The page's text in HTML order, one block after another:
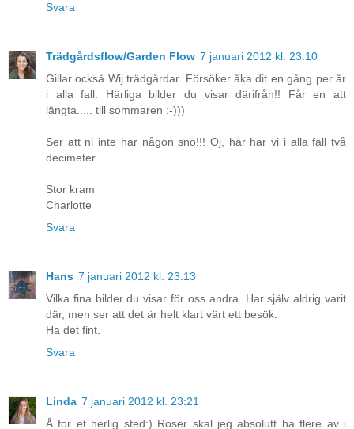
Svara
Trädgårdsflow/Garden Flow 7 januari 2012 kl. 23:10
Gillar också Wij trädgårdar. Försöker åka dit en gång per år
i alla fall. Härliga bilder du visar därifrån!! Får en att
längta..... till sommaren :-)))
Ser att ni inte har någon snö!!! Oj, här har vi i alla fall två
decimeter.
Stor kram
Charlotte
Svara
Hans 7 januari 2012 kl. 23:13
Vilka fina bilder du visar för oss andra. Har själv aldrig varit
där, men ser att det är helt klart värt ett besök.
Ha det fint.
Svara
Linda 7 januari 2012 kl. 23:21
Å for et herlig sted:) Roser skal jeg absolutt ha flere av i